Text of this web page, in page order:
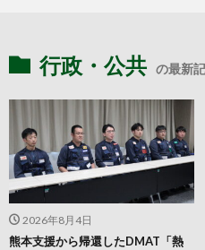
行政・公共 の最新
2026年8月4日
熊本支援から帰還したDMAT「熱